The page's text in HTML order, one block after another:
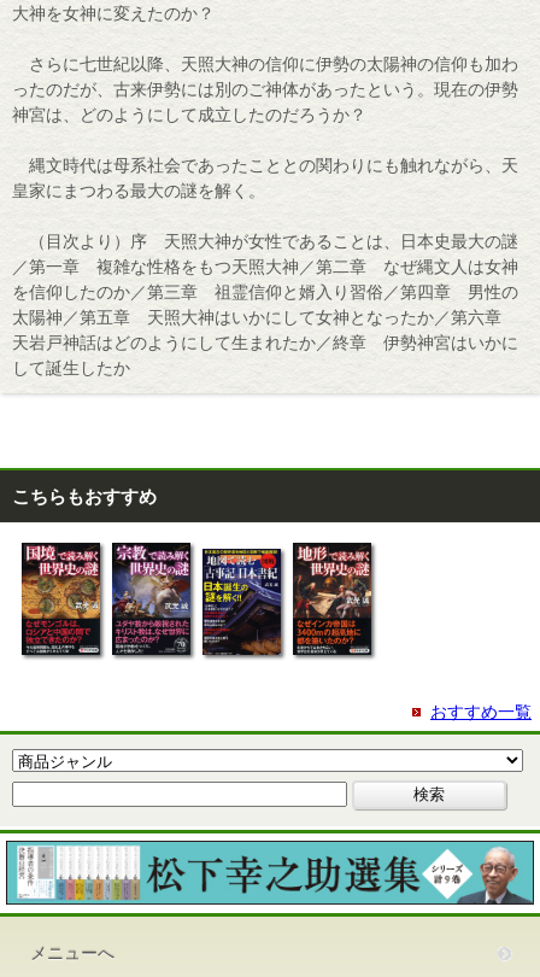
大神を女神に変えたのか？
さらに七世紀以降、天照大神の信仰に伊勢の太陽神の信仰も加わ
ったのだが、古来伊勢には別のご神体があったという。現在の伊勢
神宮は、どのようにして成立したのだろうか？
縄文時代は母系社会であったこととの関わりにも触れながら、天
皇家にまつわる最大の謎を解く。
（目次より）序 天照大神が女性であることは、日本史最大の謎
／第一章 複雑な性格をもつ天照大神／第二章 なぜ縄文人は女神
を信仰したのか／第三章 祖霊信仰と婿入り習俗／第四章 男性の
太陽神／第五章 天照大神はいかにして女神となったか／第六章
天岩戸神話はどのようにして生まれたか／終章 伊勢神宮はいかに
して誕生したか
こちらもおすすめ
おすすめ一覧
メニューへ